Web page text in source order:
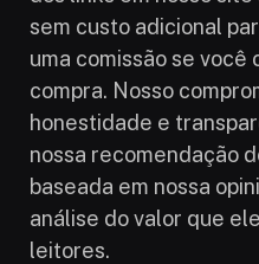
sem custo adicional
uma comissão se você
compra. Nosso
honestidade e
nossa recomendação
baseada em nossa
análise do valor que
leitores.